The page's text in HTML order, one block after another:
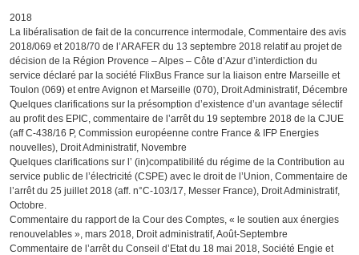
2018
La libéralisation de fait de la concurrence intermodale, Commentaire des avis
2018/069 et 2018/70 de l’ARAFER du 13 septembre 2018 relatif au projet de
décision de la Région Provence – Alpes – Côte d’Azur d’interdiction du
service déclaré par la société FlixBus France sur la liaison entre Marseille et
Toulon (069) et entre Avignon et Marseille (070), Droit Administratif, Décembre
Quelques clarifications sur la présomption d’existence d’un avantage sélectif
au profit des EPIC, commentaire de l’arrêt du 19 septembre 2018 de la CJUE
(aff C-438/16 P, Commission européenne contre France & IFP Energies
nouvelles), Droit Administratif, Novembre
Quelques clarifications sur l’ (in)compatibilité du régime de la Contribution au
service public de l’électricité (CSPE) avec le droit de l’Union, Commentaire de
l’arrêt du 25 juillet 2018 (aff. n°C-103/17, Messer France), Droit Administratif,
Octobre.
Commentaire du rapport de la Cour des Comptes, « le soutien aux énergies
renouvelables », mars 2018, Droit administratif, Août-Septembre
Commentaire de l’arrêt du Conseil d’Etat du 18 mai 2018, Société Engie et